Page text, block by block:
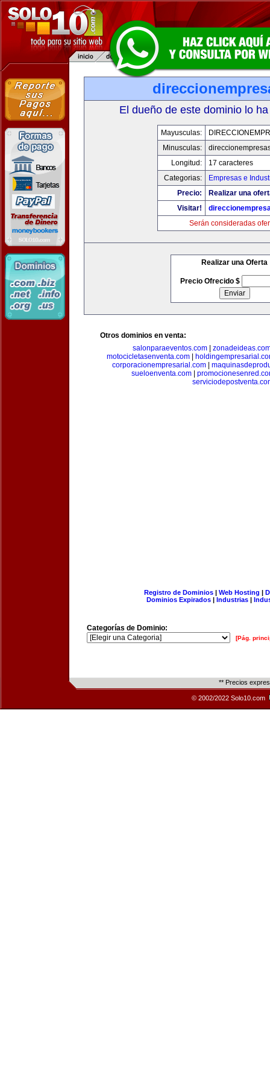
El dueño de este dominio lo
Mayusculas:
Minusculas:
Longitud:
17 caracteres
Categorias:
Empresas e
Precio:
Realizar una
Visitar!
Serán consideradas
Realizar una Oferta
Precio Ofrecido $
Otros dominios en venta:
salonparaeventos.com
motocicletasenventa.com
corporacionempresarial.com
sueloenventa.com
Registro de Dominios| Web Hosting |
Dominios Expirados | Industrias |
Categorías de Dominio:
[Pág.
** Precios
© 2002/2022 Solo10.com